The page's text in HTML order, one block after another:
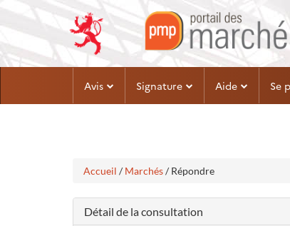
contenu
Avis Signature Aide Se
Accueil / Marchés/ Répondre
Détail de la consultation